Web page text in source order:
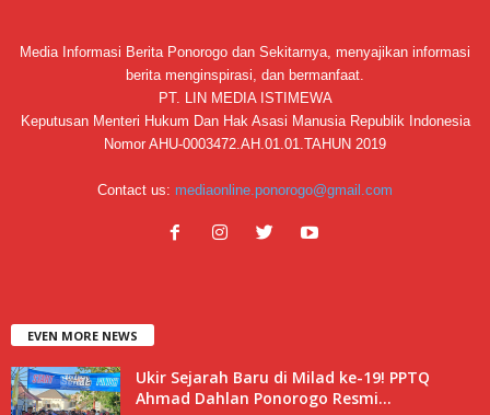
Media Informasi Berita Ponorogo dan Sekitarnya, menyajikan informasi
berita menginspirasi, dan bermanfaat.
PT. LIN MEDIA ISTIMEWA
Keputusan Menteri Hukum Dan Hak Asasi Manusia Republik Indonesia
Nomor AHU-0003472.AH.01.01.TAHUN 2019
Contact us: mediaonline.ponorogo@gmail.com
EVEN MORE NEWS
Ukir Sejarah Baru di Milad ke-19! PPTQ
Ahmad Dahlan Ponorogo Resmi...